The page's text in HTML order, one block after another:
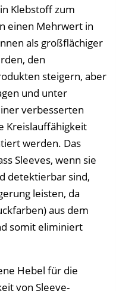
e
n
e
Klebstoff zum
einen Mehrwert in
als großflächiger
den
steigern, aber
und unter
verbesserten
Kreislauffähigkeit
werden. Das
Sleeves, wenn sie
detektierbar sind,
leisten, da
aus dem
somit eliminiert
Hebel für die
von Sleeve-